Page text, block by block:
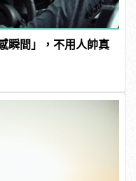
瞬間」，不用人帥真